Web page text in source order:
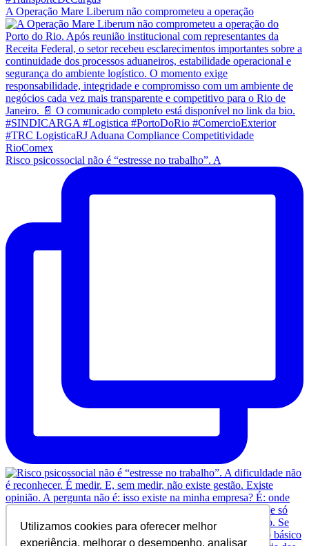
Utilizamos cookies para oferecer melhor
experiência, melhorar o desempenho, analisar
A Operação Mare Liberum não comprometeu a operação
Risco psicossocial não é “estresse no trabalho”. A